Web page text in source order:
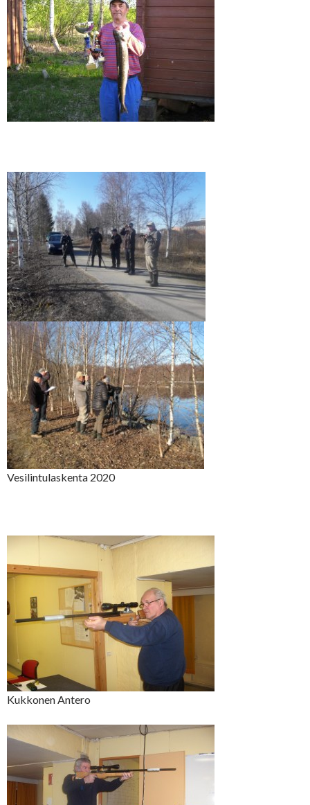
Vesilintulaskenta 2020
Kukkonen Antero